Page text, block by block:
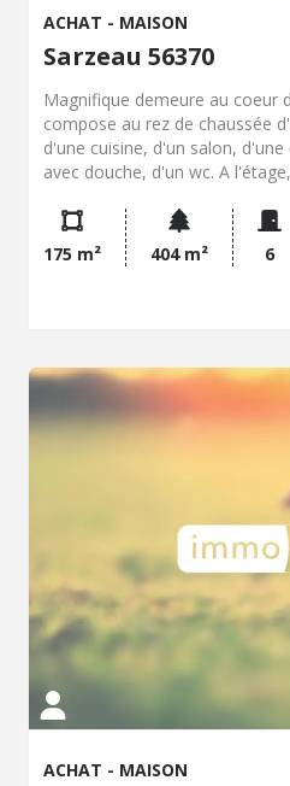
ACHAT - MAISON
Sarzeau 56370
Magnifique demeure au coeur
compose au rez de chaussée
d'une cuisine, d'un salon,
avec douche, d'un wc. A
175 m² 404 m² 6
ACHAT - MAISON